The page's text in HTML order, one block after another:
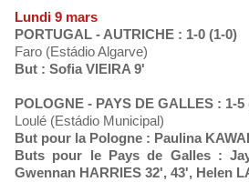
Lundi 9 mars
PORTUGAL - AUTRICHE : 1-0 (1-0)
Faro (Estádio Algarve)
But : Sofia VIEIRA 9'
POLOGNE - PAYS DE GALLES : 1-5
Loulé (Estádio Municipal)
But pour la Pologne : Paulina
Buts pour le Pays de Galles :
Gwennan HARRIES 32', 43', Helen